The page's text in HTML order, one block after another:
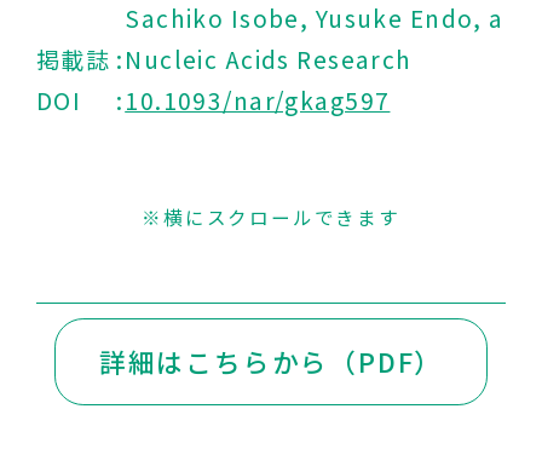
Sachiko Isobe, Yusuke Endo,
掲載誌 Nucleic Acids Research
DOI
10.1093/nar/gkag597
※横にスクロールできます
詳細はこちらから（PDF）